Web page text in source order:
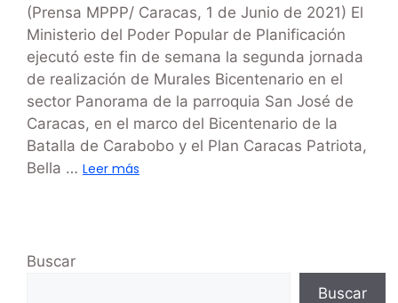
(Prensa MPPP/ Caracas, 1 de Junio de 2021) El
Ministerio del Poder Popular de Planificación
ejecutó este fin de semana la segunda jornada
de realización de Murales Bicentenario en el
sector Panorama de la parroquia San José de
Caracas, en el marco del Bicentenario de la
Batalla de Carabobo y el Plan Caracas Patriota,
Bella … Leer más
Buscar
Buscar